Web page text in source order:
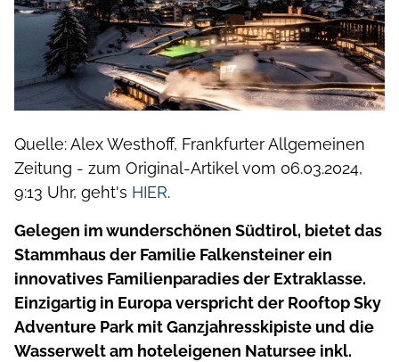
Quelle: Alex Westhoff, Frankfurter Allgemeinen
Zeitung - zum Original-Artikel vom 06.03.2024,
9:13 Uhr, geht's HIER.
Gelegen im wunderschönen Südtirol, bietet das
Stammhaus der Familie Falkensteiner ein
innovatives Familienparadies der Extraklasse.
Einzigartig in Europa verspricht der Rooftop Sky
Adventure Park mit Ganzjahresskipiste und die
Wasserwelt am hoteleigenen Natursee inkl.